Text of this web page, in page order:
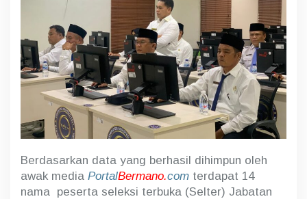
K
N
K
a
n
r
e
g
V
I
I
P
l
e
m
Berdasarkan data yang berhasil dihimpun oleh
awak media PortalBermano.com terdapat 14
nama peserta seleksi terbuka (Selter) Jabatan